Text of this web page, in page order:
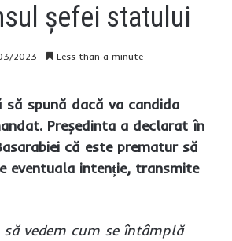
șefei statului
2023 Less than a minute
să spună dacă va candida
Președinta a declarat în
că este prematur să
eventuala intenție, transmite
să vedem cum se întâmplă